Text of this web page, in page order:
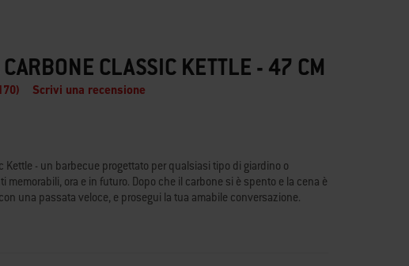
CLASSIC KETTLE - 47 CM
Scrivi una recensione
Kettle - un barbecue progettato per qualsiasi tipo di giardino o
memorabili, ora e in futuro. Dopo che il carbone si è spento e la cena è
una passata veloce, e prosegui la tua amabile conversazione.